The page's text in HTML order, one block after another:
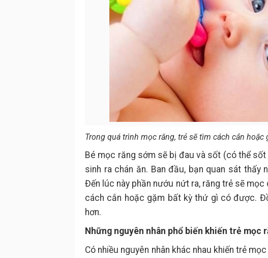
Trong quá trình mọc răng, trẻ sẽ tìm cách cắn
Bé mọc răng sớm sẽ bị đau và sốt (có thể
sinh ra chán ăn. Ban đầu, bạn quan sát
Đến lúc này phần nướu nứt ra, răng trẻ sẽ
cách cắn hoặc gặm bất kỳ thứ gì có được.
hơn.
Những nguyên nhân phổ biến khiến trẻ mọc
Có nhiều nguyên nhân khác nhau khiến trẻ